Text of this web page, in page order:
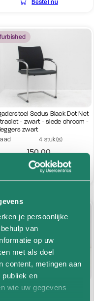
je persoonlijke
van
op uw
met als doel
content, metingen aan
en
wie uw gegevens
Bestel nu
Sedus Black Dot Net
- zwart - slede chroom -
zwart
4 stuk(s)
150,00
excl. btw
Bestel nu
Comforto D5588 -